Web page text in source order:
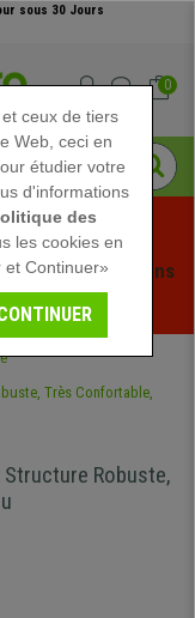
sous 30 Jours
0
! Des réductions
- Voir l'offre
Robuste,
ceux de tiers
Web, ceci en
étudier votre
d'informations
des
les cookies en
Continuer»